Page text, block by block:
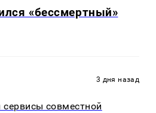
«бессмертный»
3 дня назад
совместной